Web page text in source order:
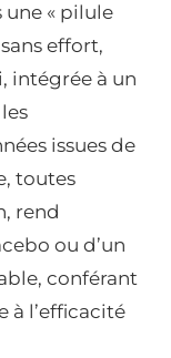
une « pilule
effort,
intégrée à un
issues de
toutes
rend
ou d’un
conférant
à l’efficacité